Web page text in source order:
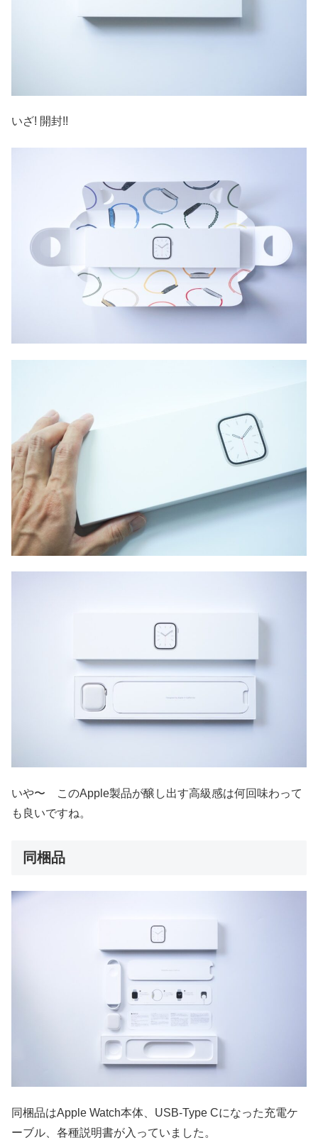
いざ! 開封!!
いや〜 このApple製品が醸し出す高級感は何回味わって
も良いですね。
同梱品
同梱品はApple Watch本体、USB-Type Cになった充電ケ
ーブル、各種説明書が入っていました。